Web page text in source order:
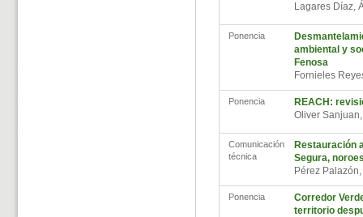
Lagares Díaz,
Ponencia
ambiental y
Fenosa
Fornieles
Ponencia
REACH:
Oliver
Comunicación
técnica
Restauración
Segura,
Pérez
Ponencia
Corredor
territorio